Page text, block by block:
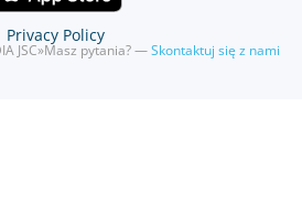
JSC»Masz pytania? —Skontaktuj się z nami
Privacy Policy